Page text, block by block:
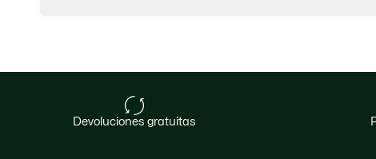
devoluciones gratuitas